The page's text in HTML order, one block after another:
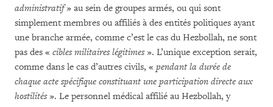
administratif» au sein de groupes armés, ou qui sont
simplement membres ou affiliés à des entités politiques ayant
une branche armée, comme c’est le cas du Hezbollah, ne sont
pas des « cibles militaires légitimes». L’unique exception serait,
comme dans le cas d’autres civils, « pendant la durée de
chaque acte spécifique constituant une participation directe aux
hostilités». Le personnel médical affilié au Hezbollah, y